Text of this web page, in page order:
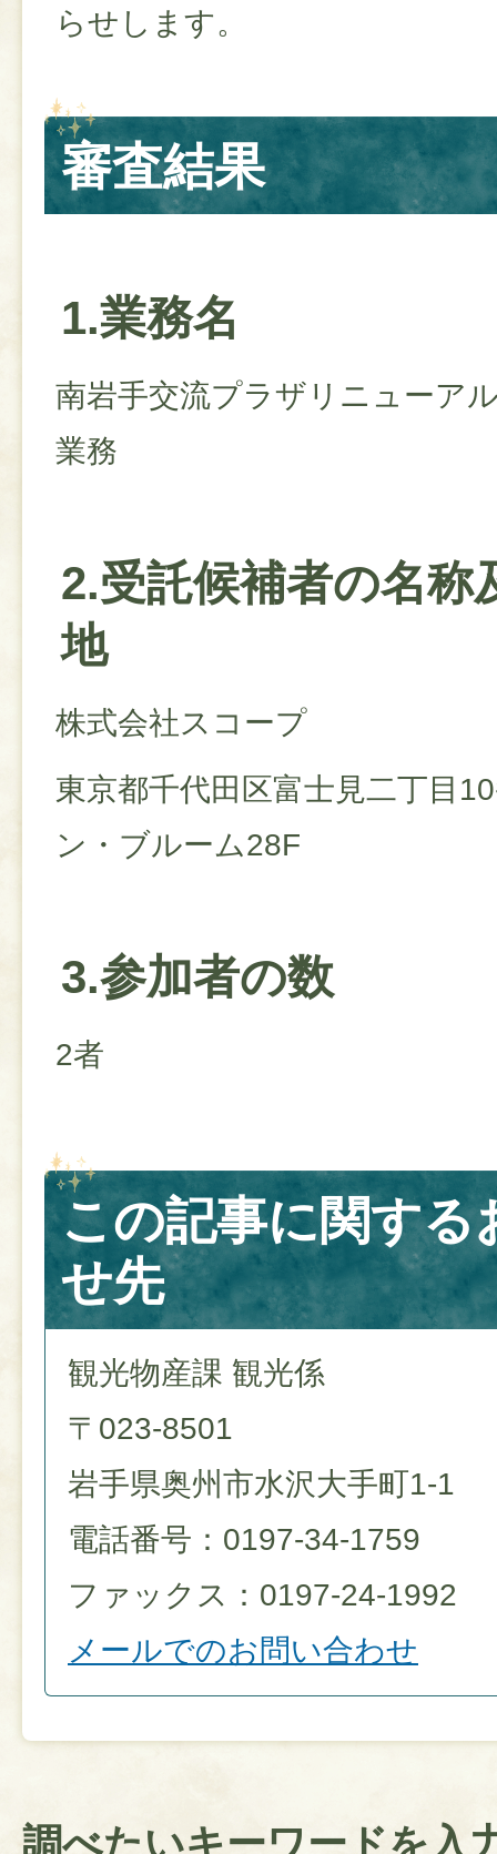
らせします。
審査結果
1.業務名
南岩手交流プラザリニューア
業務
2.受託候補者の名称
地
株式会社スコープ
東京都千代田区富士見二丁目
ン・ブルーム28F
3.参加者の数
2者
この記事に関する
せ先
観光物産課 観光係
〒023-8501
岩手県奥州市水沢大手町1-1
電話番号：0197-34-1759
ファックス：0197-24-1992
メールでのお問い合わせ
調べたいキーワードを入